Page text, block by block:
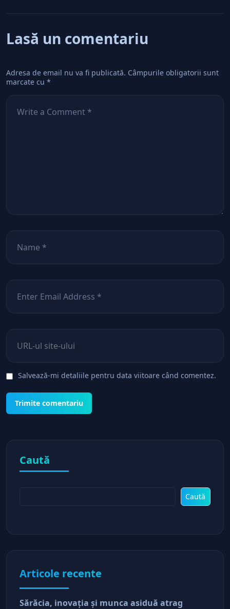
Lasă un comentariu
Adresa de email nu va fi publicată. Câmpurile obligatorii sunt
marcate cu *
Salvează-mi detaliile pentru data viitoare când comentez.
Caută
Caută
Articole recente
Sărăcia, inovaţia şi munca asiduă atrag